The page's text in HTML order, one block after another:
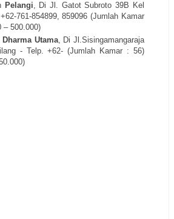
Pelangi, Di Jl. Gatot Subroto 39B Kel
761-854899, 859096 (Jumlah Kamar
– 500.000)
Dharma Utama, Di Jl.Sisingamangaraja
- Telp. +62- (Jumlah Kamar : 56)